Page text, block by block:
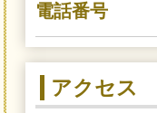
電話番号
アクセス